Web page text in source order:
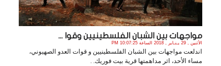
مواجهات بين الشبان الفلسطينيين وقوا ...
الأثنين , 29 يـنـاير , 2018 الساعة 10:07:25 PM
اندلعت مواجهات بين الشبان الفلسطينيين و قوات العدو الصهيوني،
مساء الأحد، اثر مداهمتها قرية بيت فوريك. .